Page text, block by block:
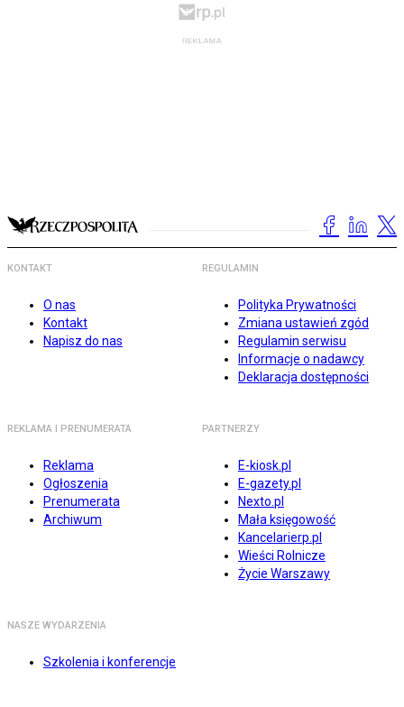
KONTAKT
O nas
Kontakt
Napisz do nas
REGULAMIN
Polityka Prywatności
Zmiana ustawień zgód
Regulamin serwisu
Informacje o nadawcy
Deklaracja dostępności
REKLAMA I PRENUMERATA
Reklama
Ogłoszenia
Prenumerata
Archiwum
PARTNERZY
E-kiosk.pl
E-gazety.pl
Nexto.pl
Mała księgowość
Kancelarierp.pl
Wieści Rolnicze
Życie Warszawy
NASZE WYDARZENIA
Szkolenia i konferencje